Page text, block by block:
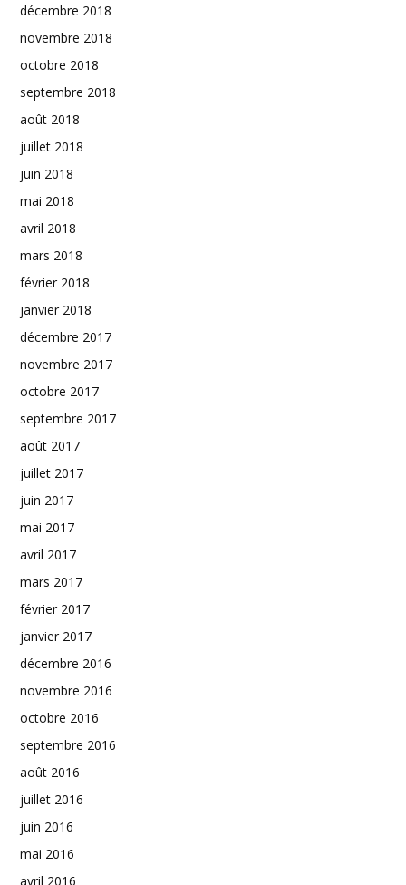
décembre 2018
novembre 2018
octobre 2018
septembre 2018
août 2018
juillet 2018
juin 2018
mai 2018
avril 2018
mars 2018
février 2018
janvier 2018
décembre 2017
novembre 2017
octobre 2017
septembre 2017
août 2017
juillet 2017
juin 2017
mai 2017
avril 2017
mars 2017
février 2017
janvier 2017
décembre 2016
novembre 2016
octobre 2016
septembre 2016
août 2016
juillet 2016
juin 2016
mai 2016
avril 2016